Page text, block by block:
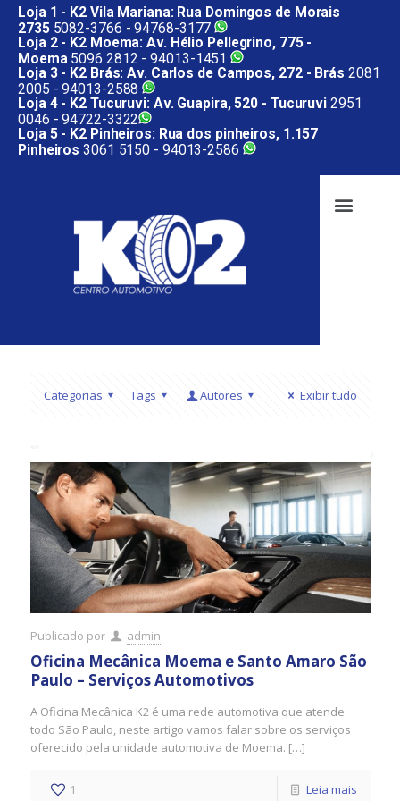
Loja 1 - K2 Vila Mariana: Rua Domingos de Morais
27355082-3766 -94768-3177
Loja 2 - K2 Moema: Av. Hélio Pellegrino, 775 -
Moema5096 2812 -94013-1451
Loja 3 - K2 Brás: Av. Carlos de Campos, 272 - Brás 2081
2005 -94013-2588
Loja 4 - K2 Tucuruvi: Av. Guapira, 520 - Tucuruvi 2951
0046 -94722-3322
Loja 5 - K2 Pinheiros: Rua dos pinheiros, 1.157
Pinheiros 3061 5150 - 94013-2586
Categorias Tags Autores Exibir tudo
Publicado por admin
Oficina Mecânica Moema e Santo Amaro São
Paulo – Serviços Automotivos
A Oficina Mecânica K2 é uma rede automotiva que atende
todo São Paulo, neste artigo vamos falar sobre os serviços
oferecido pela unidade automotiva de Moema. […]
1 Leia mais